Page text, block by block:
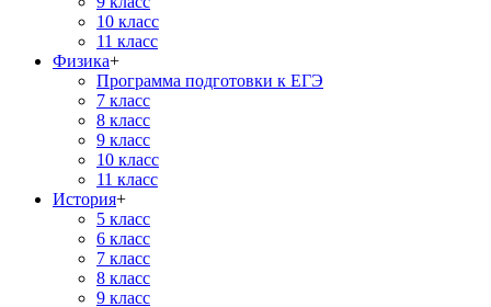
10 класс
11 класс
Физика+
Программа подготовки к ЕГЭ
7 класс
8 класс
9 класс
10 класс
11 класс
История+
5 класс
6 класс
7 класс
8 класс
9 класс